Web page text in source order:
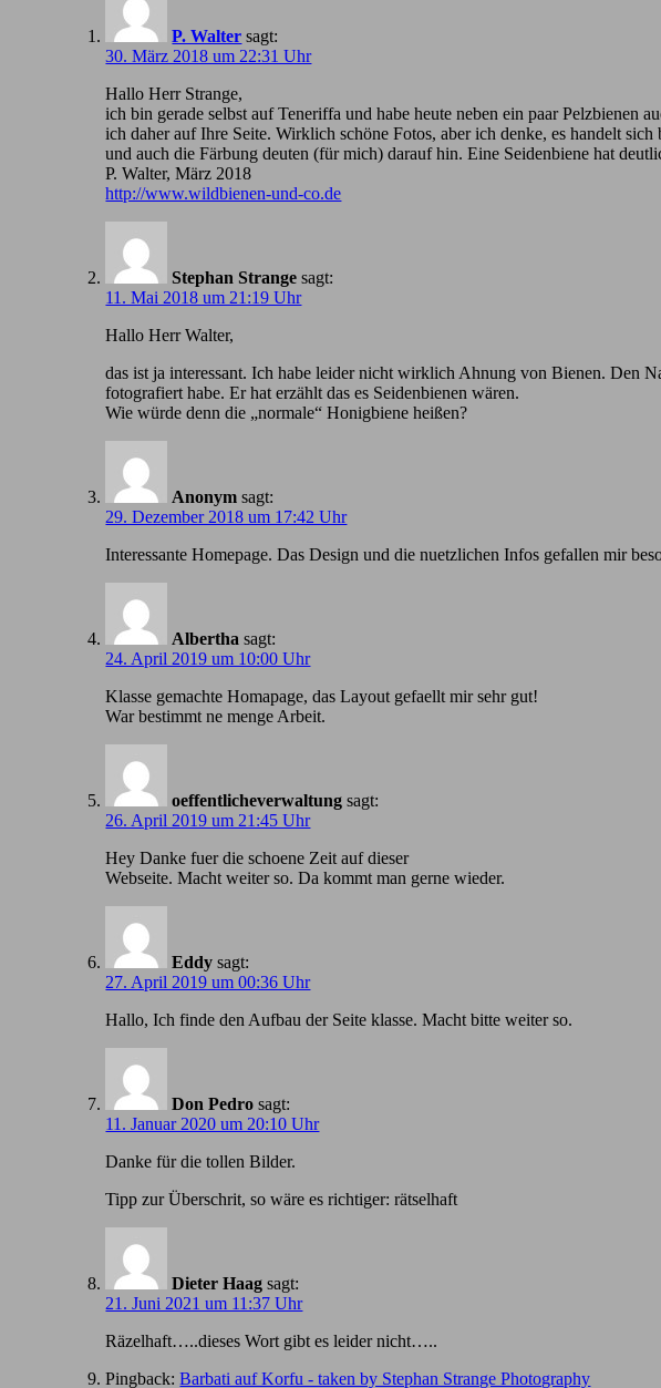
P. Walter sagt:
30. März 2018 um 22:31 Uhr
Hallo Herr Strange,
ich bin gerade selbst auf Teneriffa und habe heute neben ein paar
ich daher auf Ihre Seite. Wirklich schöne Fotos, aber ich denke, es handelt
und auch die Färbung deuten (für mich) darauf hin. Eine Seidenbiene hat
P. Walter, März 2018
http://www.wildbienen-und-co.de
Stephan Strange sagt:
11. Mai 2018 um 21:19 Uhr
Hallo Herr Walter,
das ist ja interessant. Ich habe leider nicht wirklich Ahnung von Bienen. Den
fotografiert habe. Er hat erzählt das es Seidenbienen wären.
Wie würde denn die „normale“ Honigbiene heißen?
Anonym sagt:
29. Dezember 2018 um 17:42 Uhr
Іnteressante Homepage. Das Design und die nuetzlichen Infos gefallen mir
Albertha sagt:
24. April 2019 um 10:00 Uhr
Klasse gemachte Homapage, das Layout gefaellt mir sehr gut!
War bestimmt ne menge Arbeit.
oeffentlicheverwaltung sagt:
26. April 2019 um 21:45 Uhr
Hey Danke fuer die schoene Zeit auf dieser
Webseite. Macht weiter so. Da kommt man gerne wieder.
Eddy sagt:
27. April 2019 um 00:36 Uhr
Hallo, Ich finde den Aufbau der Seite klasse. Macht bitte weiter so.
Don Pedro sagt:
11. Januar 2020 um 20:10 Uhr
Danke für die tollen Bilder.
Tipp zur Überschrit, so wäre es richtiger: rätselhaft
Dieter Haag sagt:
21. Juni 2021 um 11:37 Uhr
Räzelhaft…..dieses Wort gibt es leider nicht…..
Pingback:Barbati auf Korfu - taken by Stephan Strange Photography